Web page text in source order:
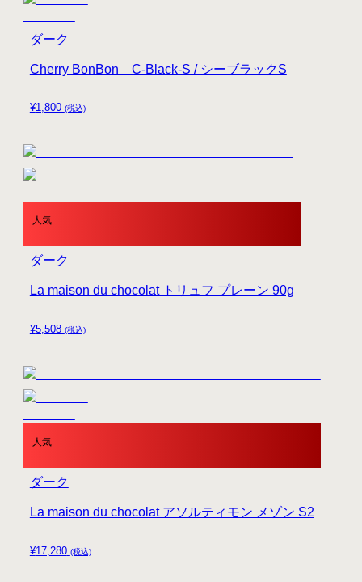
¥1,800 (税込)
Cherry BonBon C-Black-S / シーブラックS
ダーク
人気
¥5,508 (税込)
La maison du chocolat トリュフ プレーン 90g
ダーク
人気
¥17,280 (税込)
La maison du chocolat アソルティモン メゾン S2
ダーク